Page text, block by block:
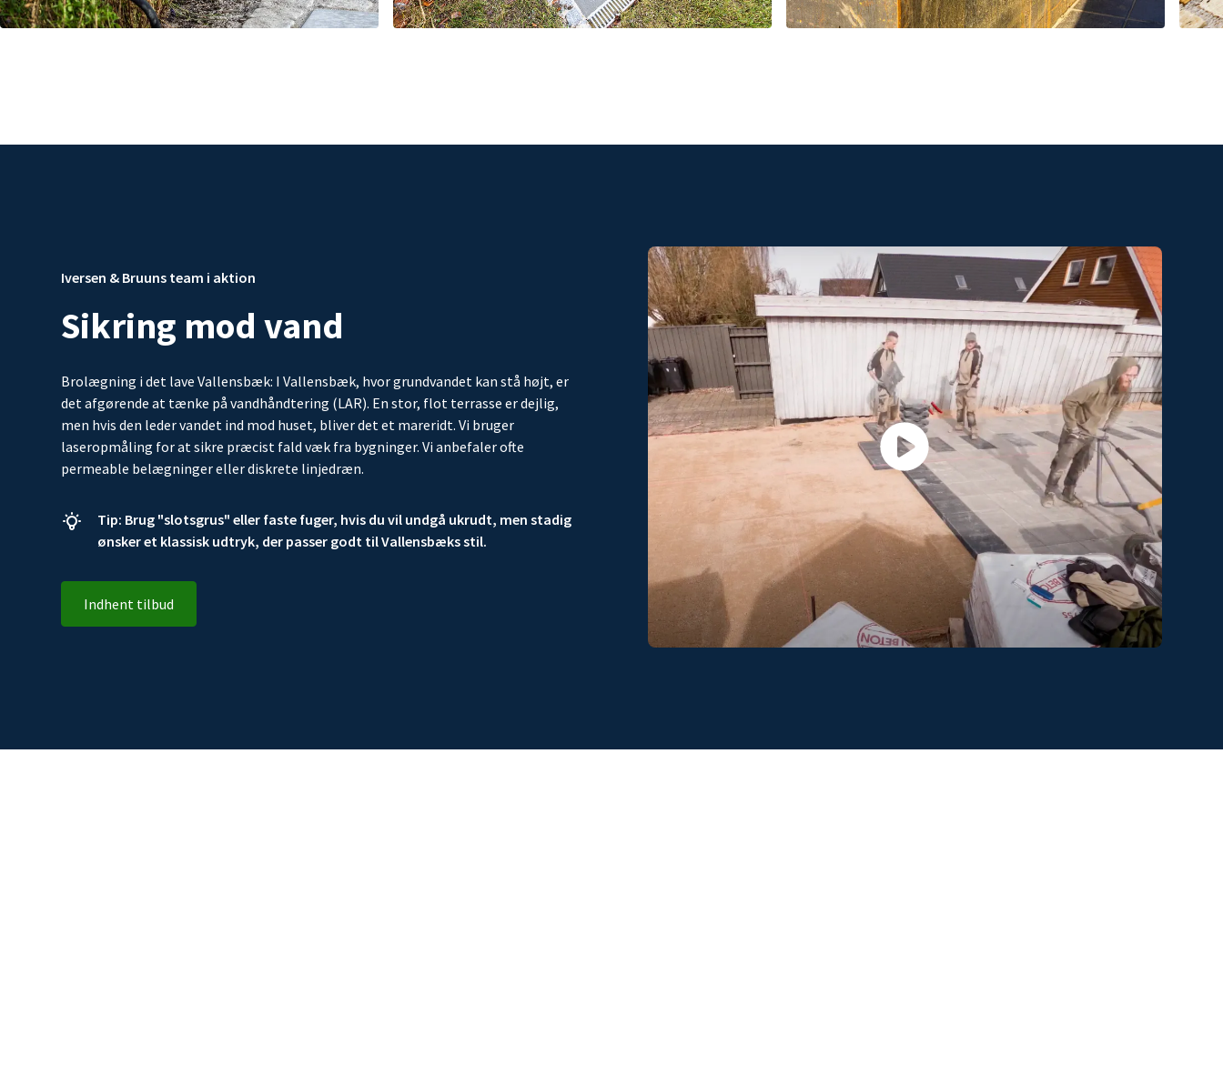
Iversen & Bruuns team i aktion
Sikring mod vand
Brolægning i det lave Vallensbæk: I Vallensbæk, hvor grundvandet kan stå højt, er
det afgørende at tænke på vandhåndtering (LAR). En stor, flot terrasse er dejlig,
men hvis den leder vandet ind mod huset, bliver det et mareridt. Vi bruger
laseropmåling for at sikre præcist fald væk fra bygninger. Vi anbefaler ofte
permeable belægninger eller diskrete linjedræn.
Tip: Brug "slotsgrus" eller faste fuger, hvis du vil undgå ukrudt, men stadig
ønsker et klassisk udtryk, der passer godt til Vallensbæks stil.
Indhent tilbud